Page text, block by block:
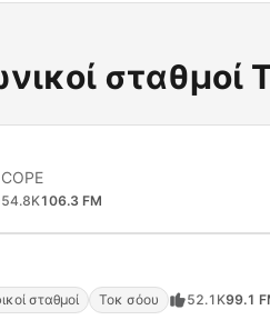
σταθμοί
54.8K106.3 FM
σταθμοί Τοκ σόου 52.1K99.1